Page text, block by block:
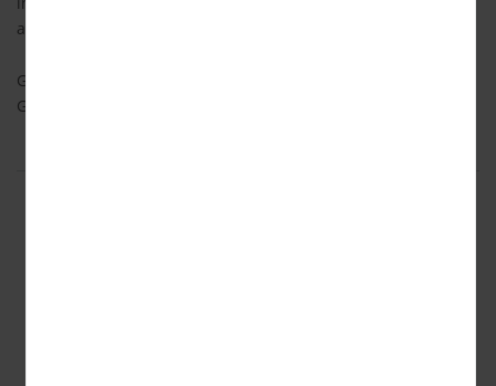
adres.
Ga terug naar de
Ga terug naar de